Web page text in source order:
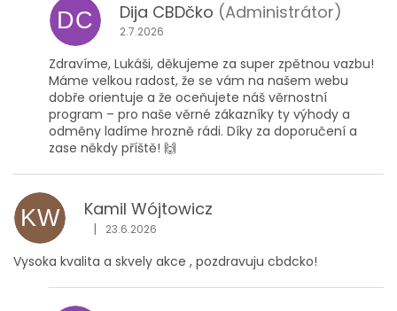
DC Dija CBDčko (Administrátor)
2.7.2026
Zdravíme, Lukáši, děkujeme za super zpětnou vazbu!
Máme velkou radost, že se vám na našem webu
dobře orientuje a že oceňujete náš věrnostní
program – pro naše věrné zákazníky ty výhody a
odměny ladíme hrozně rádi. Díky za doporučení a
zase někdy příště! 🙌
KW Kamil Wójtowicz
Hodnocení obchodu je 5 z 5 hvězdiček.
| 23.6.2026
Vysoka kvalita a skvely akce , pozdravuju cbdcko!